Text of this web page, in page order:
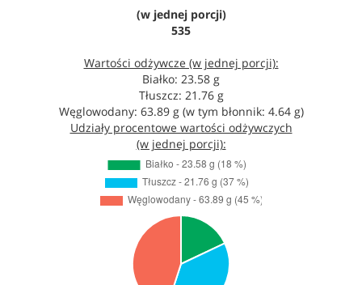
(w jednej porcji)
535
Wartości odżywcze (w jednej porcji):
Białko: 23.58 g
Tłuszcz: 21.76 g
Węglowodany: 63.89 g (w tym błonnik: 4.64 g)
Udziały procentowe wartości odżywczych
(w jednej porcji):